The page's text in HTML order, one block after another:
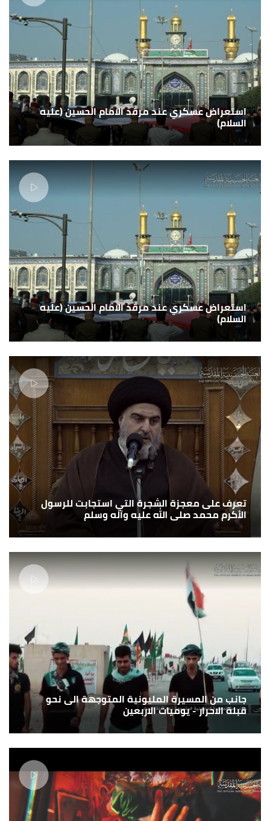
استعراض عسكري عند مرقد الامام الحسين (عليه
السلام)
استعراض عسكري عند مرقد الامام الحسين (عليه
السلام)
تعرف على معجزة الشجرة التي استجابت للرسول
الأكرم محمد صلى الله عليه وآله وسلم
جانب من المسيرة المليونية المتوجهة الى نحو
قبلة الاحرار - يوميات الاربعين